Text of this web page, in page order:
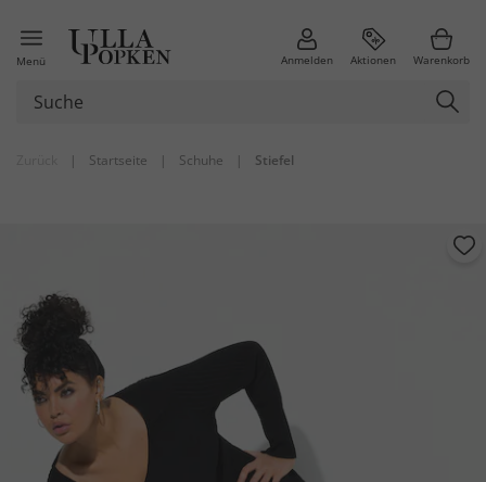
Menü Anmelden Aktionen Warenkorb
| Startseite | Schuhe | Stiefel